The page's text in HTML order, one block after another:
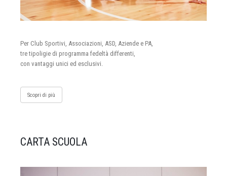
Per Club Sportivi, Associazioni, ASD, Aziende e PA,
tre tipoligie di programma fedeltà differenti,
con vantaggi unici ed esclusivi.
Scopri di più
CARTA SCUOLA